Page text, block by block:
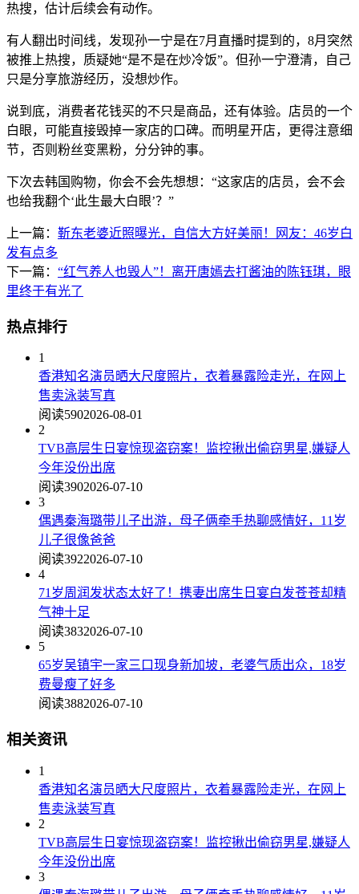
热搜，估计后续会有动作。
有人翻出时间线，发现孙一宁是在7月直播时提到的，8月突然
被推上热搜，质疑她“是不是在炒冷饭”。但孙一宁澄清，自己
只是分享旅游经历，没想炒作。
说到底，消费者花钱买的不只是商品，还有体验。店员的一个
白眼，可能直接毁掉一家店的口碑。而明星开店，更得注意细
节，否则粉丝变黑粉，分分钟的事。
下次去韩国购物，你会不会先想想：“这家店的店员，会不会
也给我翻个‘此生最大白眼’？”
上一篇： 靳东老婆近照曝光，自信大方好美丽！网友：46岁白
发有点多
下一篇： “红气养人也毁人”！离开唐嫣去打酱油的陈钰琪，眼
里终于有光了
热点排行
1
香港知名演员晒大尺度照片，衣着暴露险走光，在网上
售卖泳装写真
阅读5902026-08-01
2
TVB高层生日宴惊现盗窃案！监控揪出偷窃男星,嫌疑人
今年没份出席
阅读3902026-07-10
3
偶遇秦海璐带儿子出游，母子俩牵手热聊感情好，11岁
儿子很像爸爸
阅读3922026-07-10
4
71岁周润发状态太好了！携妻出席生日宴白发苍苍却精
气神十足
阅读3832026-07-10
5
65岁吴镇宇一家三口现身新加坡，老婆气质出众，18岁
费曼瘦了好多
阅读3882026-07-10
相关资讯
1
香港知名演员晒大尺度照片，衣着暴露险走光，在网上
售卖泳装写真
2
TVB高层生日宴惊现盗窃案！监控揪出偷窃男星,嫌疑人
今年没份出席
3